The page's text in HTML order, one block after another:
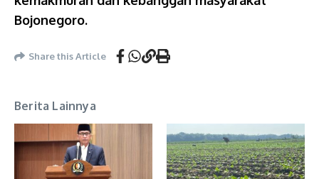
Bojonegoro.
Share this Article
Berita Lainnya